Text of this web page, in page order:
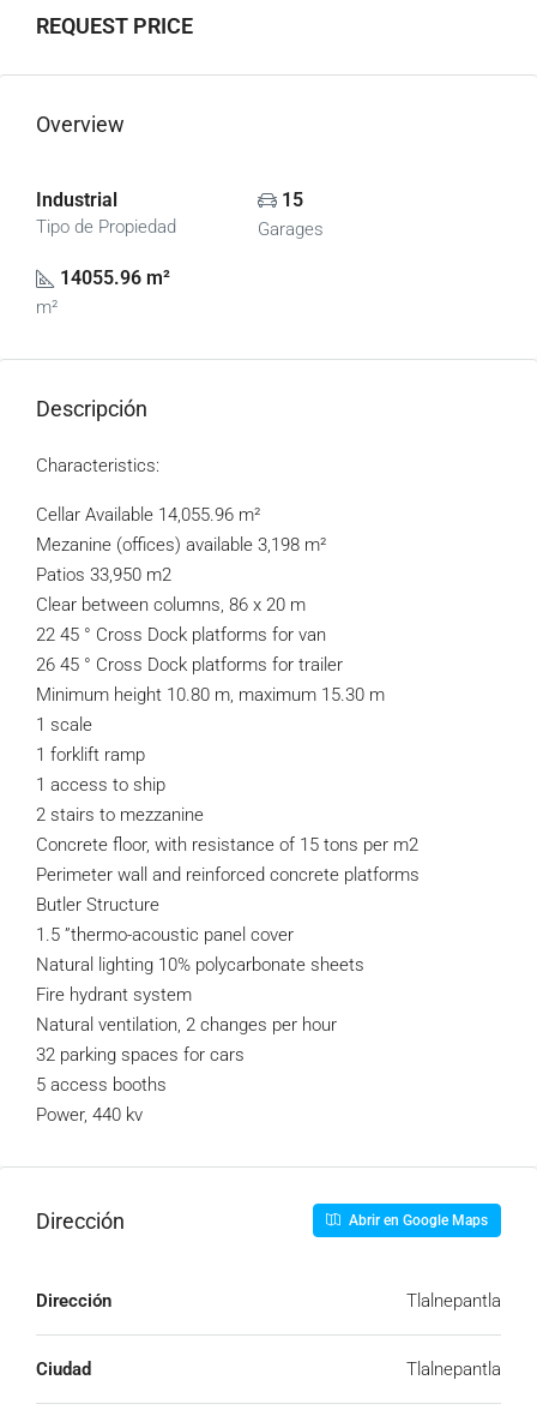
REQUEST PRICE
Overview
Industrial
Tipo de Propiedad
15
Garages
14055.96 m²
m²
Descripción
Characteristics:
Cellar Available 14,055.96 m²
Mezanine (offices) available 3,198 m²
Patios 33,950 m2
Clear between columns, 86 x 20 m
22 45 ° Cross Dock platforms for van
26 45 ° Cross Dock platforms for trailer
Minimum height 10.80 m, maximum 15.30 m
1 scale
1 forklift ramp
1 access to ship
2 stairs to mezzanine
Concrete floor, with resistance of 15 tons per m2
Perimeter wall and reinforced concrete platforms
Butler Structure
1.5 ”thermo-acoustic panel cover
Natural lighting 10% polycarbonate sheets
Fire hydrant system
Natural ventilation, 2 changes per hour
32 parking spaces for cars
5 access booths
Power, 440 kv
Dirección Abrir en Google Maps
Dirección Tlalnepantla
Ciudad Tlalnepantla